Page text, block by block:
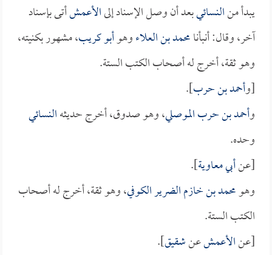
يبدأ منالنسائيبعد أن وصل الإسناد إلىالأعمشأتى بإسناد
آخر، وقال: أنبأنامحمد بن العلاءوهوأبو كريب، مشهور بكنيته،
وهو ثقة، أخرج له أصحاب الكتب الستة.
[وأحمد بن حرب].
وأحمد بن حرب الموصلي، وهو صدوق، أخرج حديثهالنسائي
وحده.
[عنأبي معاوية].
وهومحمد بن خازم الضرير الكوفي، وهو ثقة، أخرج له أصحاب
الكتب الستة.
[عنالأعمشعنشقيق].